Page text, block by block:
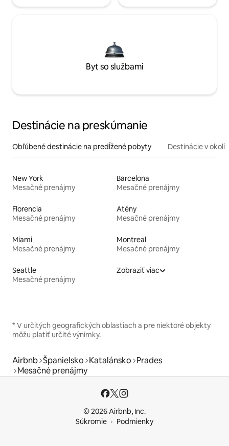
Byt so službami
Destinácie na preskúmanie
Obľúbené destinácie na predĺžené pobyty Destinácie v okolí
New York
Mesačné prenájmy
Barcelona
Mesačné prenájmy
Florencia
Mesačné prenájmy
Atény
Mesačné prenájmy
Miami
Mesačné prenájmy
Montreal
Mesačné prenájmy
Seattle
Mesačné prenájmy
Zobraziť viac
* V určitých geografických oblastiach a pre niektoré objekty
môžu platiť určité výnimky.
Airbnb Španielsko Katalánsko Prades
Mesačné prenájmy
© 2026 Airbnb, Inc.
Súkromie
Podmienky